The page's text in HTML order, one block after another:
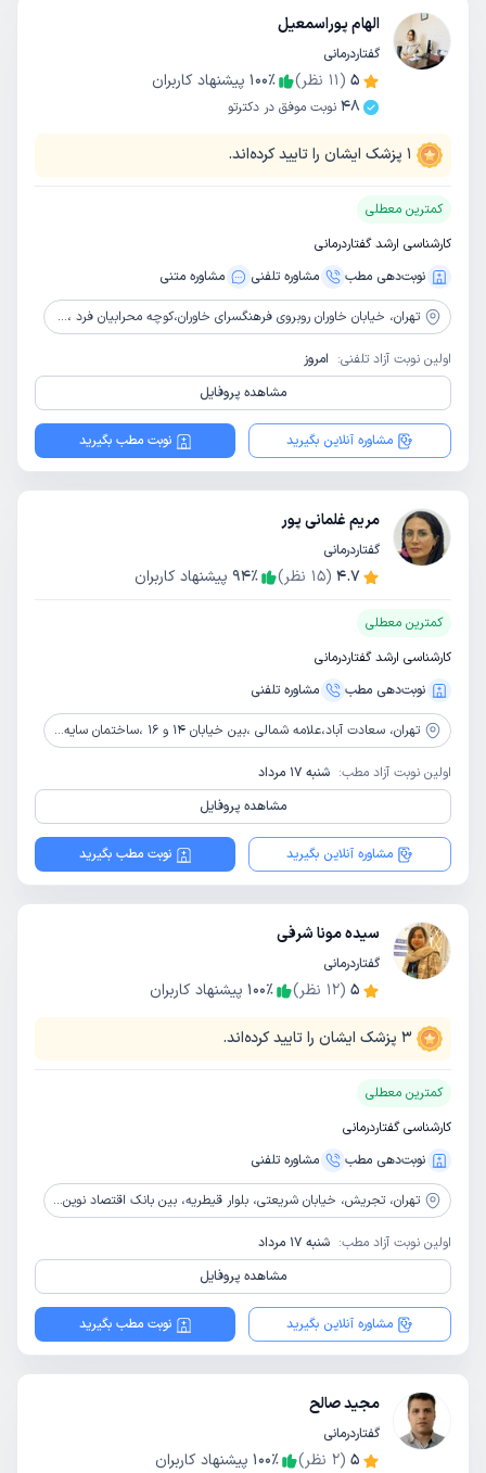
الهام پوراسمعیل
گفتاردرمانی
5
(
11 نظر) 100٪
پیشنهاد کاربران
48 نوبت موفق در دکترتو
1 پزشک ایشان را تایید کرده‌اند.
کمترین معطلی
کارشناسی ارشد گفتاردرمانی
نوبت‌دهی مطب
مشاوره‌ تلفنی مشاوره‌ متنی
تهران، خیابان خاوران روبروی فرهنگسرای خاوران،کوچه محرابیان فرد ،ساختمان مهدیس،پلاک 234 جنوبی طبقه 4 واحد 14
اولین نوبت آزاد تلفنی: امروز
مشاهده پروفایل
مشاوره آنلاین بگیرید نوبت مطب بگیرید
مریم غلمانی پور
گفتاردرمانی
4.7
(
15 نظر) 94٪ پیشنهاد کاربران
کمترین معطلی
کارشناسی ارشد گفتاردرمانی
نوبت‌دهی مطب
مشاوره‌ تلفنی
تهران، سعادت آباد،علامه شمالی ،بین خیابان 14 و 16 ،ساختمان سایه ،پلاک 87 ،واحد 1
اولین نوبت آزاد مطب: شنبه 17 مرداد
مشاهده پروفایل
مشاوره آنلاین بگیرید نوبت مطب بگیرید
سیده مونا شرفی
گفتاردرمانی
5
(
12 نظر) 100٪ پیشنهاد کاربران
3 پزشک ایشان را تایید کرده‌اند.
کمترین معطلی
کارشناسی گفتاردرمانی
نوبت‌دهی مطب
مشاوره‌ تلفنی
تهران،تجریش، خیابان شریعتی، بلوار قیطریه، بین بانک اقتصاد نوین و بانک ملی، پلاک77، طبقه 4
اولین نوبت آزاد مطب: شنبه 17 مرداد
مشاهده پروفایل
مشاوره آنلاین بگیرید نوبت مطب بگیرید
مجید صالح
گفتاردرمانی
5
(
2 نظر) 100٪ پیشنهاد کاربران